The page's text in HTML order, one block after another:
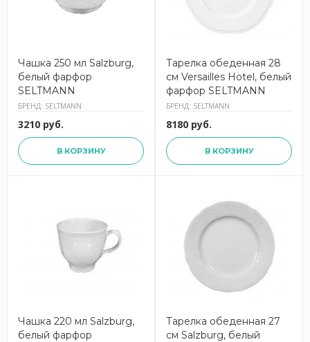
Чашка 250 мл Salzburg,
белый фарфор
SELTMANN
БРЕНД: SELTMANN
3210 руб.
В КОРЗИНУ
Тарелка обеденная 28
см Versailles Hotel, белый
фарфор SELTMANN
БРЕНД: SELTMANN
8180 руб.
В КОРЗИНУ
Чашка 220 мл Salzburg,
белый фарфор
Тарелка обеденная 27
см Salzburg, белый